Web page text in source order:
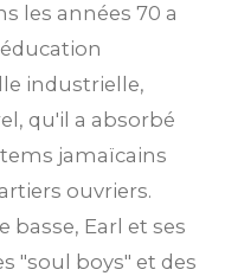
les années 70 a
industrielle,
qu'il a absorbé
jamaïcains
ouvriers.
Earl et ses
"soul boys" et des